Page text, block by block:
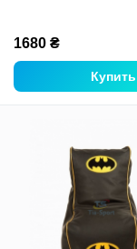
1680 ₴
Купить